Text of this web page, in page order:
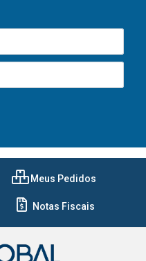
Meus Pedidos
Notas Fiscais